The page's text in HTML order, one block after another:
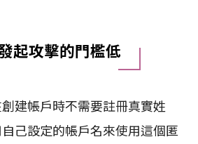
起攻擊的門檻低
建帳戶時不需要註冊真實姓
己設定的帳戶名來使用這個匿